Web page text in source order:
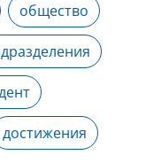
общество
достижения